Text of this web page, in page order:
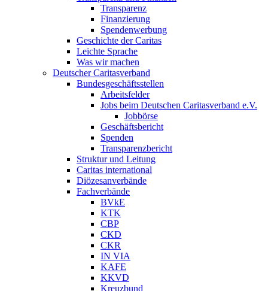
Transparenz
Finanzierung
Spendenwerbung
Geschichte der Caritas
Leichte Sprache
Was wir machen
Deutscher Caritasverband
Bundesgeschäftsstellen
Arbeitsfelder
Jobs beim Deutschen Caritasverband e.V.
Jobbörse
Geschäftsbericht
Spenden
Transparenzbericht
Struktur und Leitung
Caritas international
Diözesanverbände
Fachverbände
BVkE
KTK
CBP
CKD
CKR
IN VIA
KAFE
KKVD
Kreuzbund